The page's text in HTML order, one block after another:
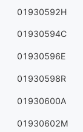
01930592H
01930594C
01930596E
01930598R
01930600A
01930602M